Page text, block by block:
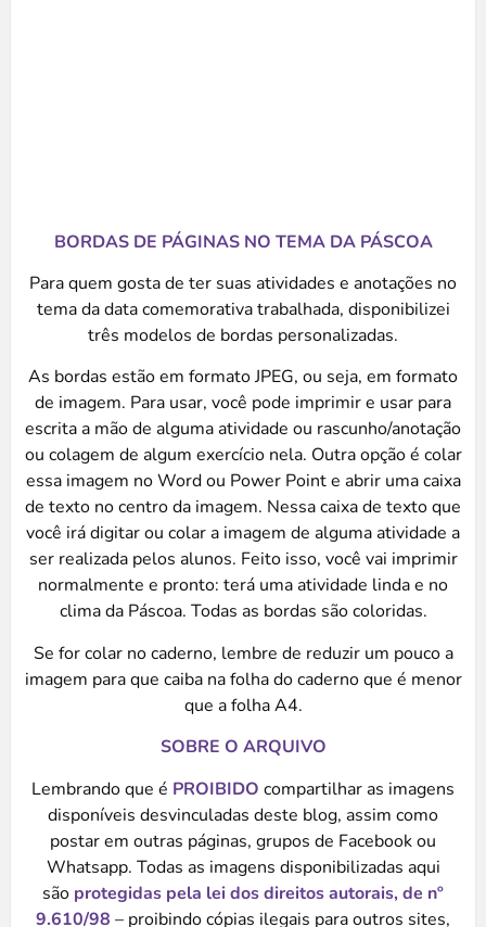
BORDAS DE PÁGINAS NO TEMA DA PÁSCOA
Para quem gosta de ter suas atividades e anotações no
tema da data comemorativa trabalhada, disponibilizei
três modelos de bordas personalizadas.
As bordas estão em formato JPEG, ou seja, em formato
de imagem. Para usar, você pode imprimir e usar para
escrita a mão de alguma atividade ou rascunho/anotação
ou colagem de algum exercício nela. Outra opção é colar
essa imagem no Word ou Power Point e abrir uma caixa
de texto no centro da imagem. Nessa caixa de texto que
você irá digitar ou colar a imagem de alguma atividade a
ser realizada pelos alunos. Feito isso, você vai imprimir
normalmente e pronto: terá uma atividade linda e no
clima da Páscoa. Todas as bordas são coloridas.
Se for colar no caderno, lembre de reduzir um pouco a
imagem para que caiba na folha do caderno que é menor
que a folha A4.
SOBRE O ARQUIVO
Lembrando que é PROIBIDO compartilhar as imagens
disponíveis desvinculadas deste blog, assim como
postar em outras páginas, grupos de Facebook ou
Whatsapp. Todas as imagens disponibilizadas aqui
são protegidas pela lei dos direitos autorais, de nº
9.610/98 – proibindo cópias ilegais para outros sites,